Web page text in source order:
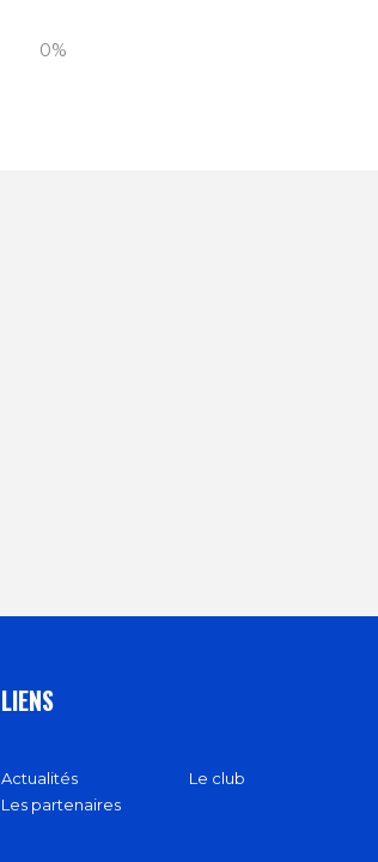
0%
LIENS
Actualités
Le club
Les partenaires